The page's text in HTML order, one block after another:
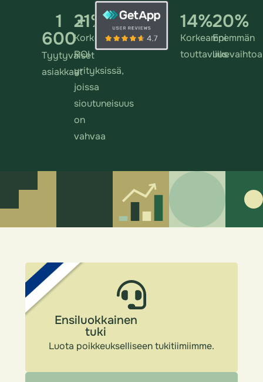
1
600
+
Tyytyväiset
asiakkaat
21%
Korkeampi
ROI
yrityksissä,
joissa
sioutuneisuus
on
vahvaa
14%
Korkeampi
touttavuus
20%
Enemmän
liikevaihtoa
Ensiluokkainen
tuki
Luota poikkeukselliseen tukitiimiimme.